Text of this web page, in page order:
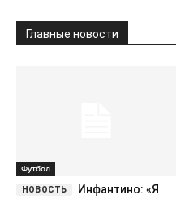
Главные новости
Футбол
Инфантино: «Я